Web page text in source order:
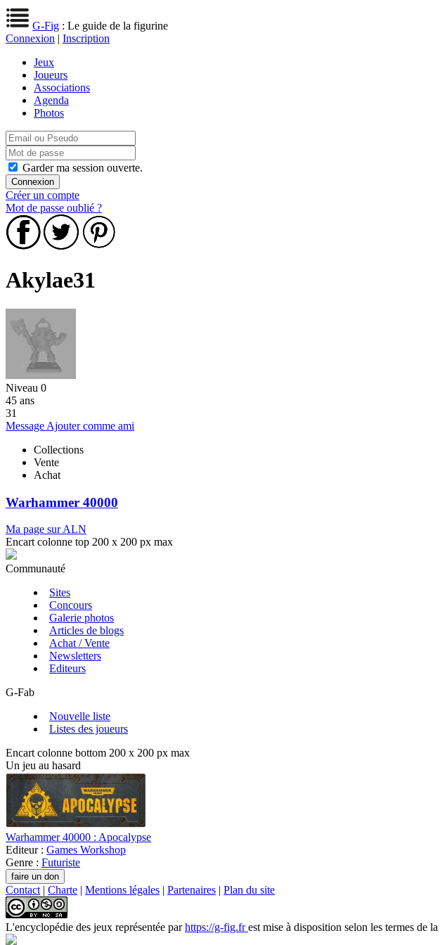
G-Fig : Le guide de la figurine
Connexion | Inscription
Jeux
Joueurs
Associations
Agenda
Photos
Garder ma session ouverte.
Créer un compte
Mot de passe oublié ?
Akylae31
Niveau 0
45 ans
31
Message Ajouter comme ami
Collections
Vente
Achat
Warhammer 40000
Ma page sur ALN
Encart colonne top 200 x 200 px max
Communauté
Sites
Concours
Galerie photos
Articles de blogs
Achat / Vente
Newsletters
Editeurs
G-Fab
Nouvelle liste
Listes des joueurs
Encart colonne bottom 200 x 200 px max
Un jeu au hasard
Warhammer 40000 : Apocalypse
Editeur : Games Workshop
Genre : Futuriste
Contact | Charte | Mentions légales | Partenaires | Plan du site
L'encyclopédie des jeux représentée parhttps://g-fig.frest mise à disposition selon les termes de la